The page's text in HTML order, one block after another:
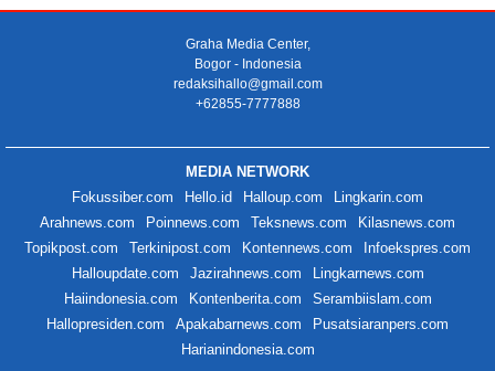
Graha Media Center,
Bogor - Indonesia
redaksihallo@gmail.com
+62855-7777888
MEDIA NETWORK
Fokussiber.com
Hello.id Halloup.com
Lingkarin.com
Arahnews.com
Poinnews.com Teksnews.com
Kilasnews.com
Topikpost.com
Terkinipost.com Kontennews.com
Infoekspres.com
Halloupdate.com
Jazirahnews.com
Lingkarnews.com
Haiindonesia.com
Kontenberita.com
Serambiislam.com
Hallopresiden.com
Apakabarnews.com
Pusatsiaranpers.com
Harianindonesia.com